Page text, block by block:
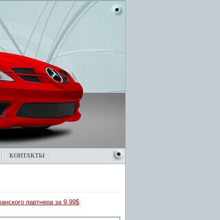
КОНТАКТЫ
партнера за 9.99$.